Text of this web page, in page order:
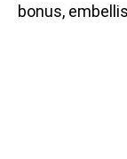
bonus,